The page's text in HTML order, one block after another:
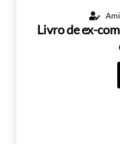
Livro de ex-